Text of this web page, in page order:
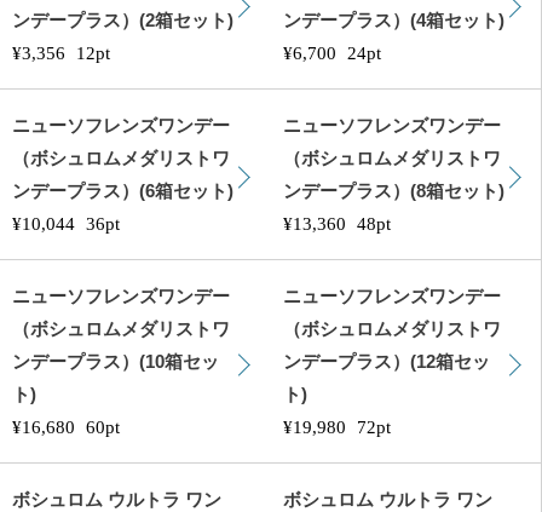
ンデープラス）(2箱セット)
¥3,356
12pt
ンデープラス）(4箱セット)
¥6,700
24pt
ニューソフレンズワンデー
（ボシュロムメダリストワ
ンデープラス）(6箱セット)
¥10,044 36pt
ニューソフレンズワンデー
（ボシュロムメダリストワ
ンデープラス）(8箱セット)
¥13,360 48pt
ニューソフレンズワンデー
（ボシュロムメダリストワ
ンデープラス）(10箱セッ
ト)
¥16,680 60pt
ニューソフレンズワンデー
（ボシュロムメダリストワ
ンデープラス）(12箱セッ
ト)
¥19,980
72pt
ボシュロム ウルトラ ワン
ボシュロム ウルトラ ワン